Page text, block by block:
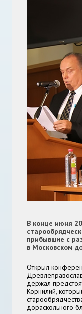
В конце июня
прибывшие с
в Московском
Открыл
держал
Корнилий,
дораскольного